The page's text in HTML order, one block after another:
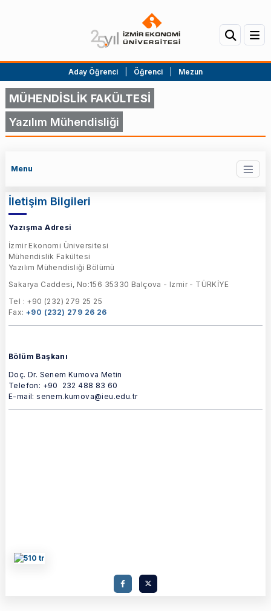
Aday Öğrenci Öğrenci Mezun
MÜHENDİSLİK FAKÜLTESİ
Yazılım Mühendisliği
Menu
İletişim Bilgileri
Yazışma Adresi
İzmir Ekonomi Üniversitesi
Mühendislik Fakültesi
Yazılım Mühendisliği Bölümü
Sakarya Caddesi, No:156 35330 Balçova - Izmir - TÜRKİYE
Tel : +90 (232) 279 25 25
Fax: +90 (232) 279 26 26
Bölüm Başkanı
Doç. Dr. Senem Kumova Metin
Telefon: +90 232 488 83 60
E-mail: senem.kumova@ieu.edu.tr